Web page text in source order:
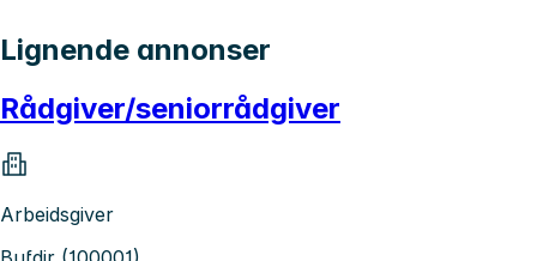
Lignende annonser
Rådgiver/seniorrådgiver
Arbeidsgiver